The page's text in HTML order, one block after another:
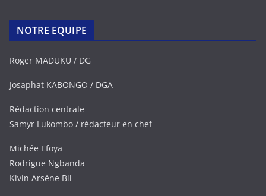
NOTRE EQUIPE
Roger MADUKU / DG
Josaphat KABONGO / DGA
Rédaction centrale
Samyr Lukombo / rédacteur en chef
Michée Efoya
Rodrigue Ngbanda
Kivin Arsène Bil